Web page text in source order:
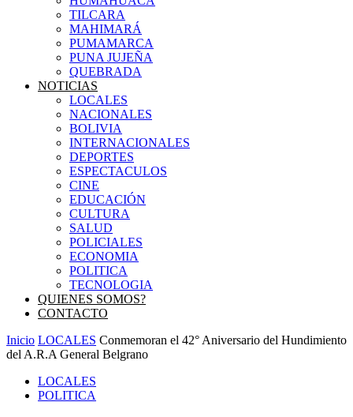
TILCARA
MAHIMARÁ
PUMAMARCA
PUNA JUJEÑA
QUEBRADA
NOTICIAS
LOCALES
NACIONALES
BOLIVIA
INTERNACIONALES
DEPORTES
ESPECTACULOS
CINE
EDUCACIÓN
CULTURA
SALUD
POLICIALES
ECONOMIA
POLITICA
TECNOLOGIA
QUIENES SOMOS?
CONTACTO
Inicio LOCALES Conmemoran el 42° Aniversario del Hundimiento
del A.R.A General Belgrano
LOCALES
POLITICA